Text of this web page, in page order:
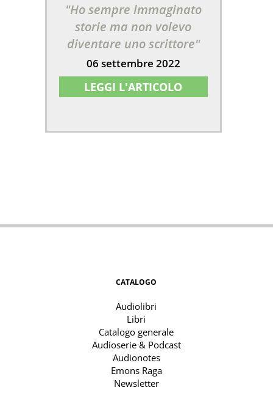
"Ho sempre immaginato
storie ma non volevo
diventare uno scrittore"
06 settembre 2022
LEGGI L'ARTICOLO
CATALOGO
Audiolibri
Libri
Catalogo generale
Audioserie & Podcast
Audionotes
Emons Raga
Newsletter